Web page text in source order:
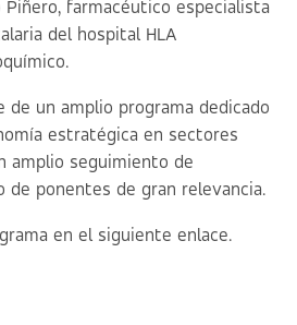
Piñero, farmacéutico especialista
del hospital HLA
de un amplio programa dedicado
estratégica en sectores
amplio seguimiento de
de ponentes de gran relevancia.
en el siguiente enlace.